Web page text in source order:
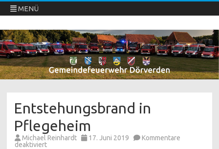
MENÜ
Freiwillige Feuerwehren Dörverden
Direkt
zum
Inhalt
springen
Entstehungsbrand in
Pflegeheim
Michael Reinhardt 17. Juni 2019
Kommentare
deaktiviertfür